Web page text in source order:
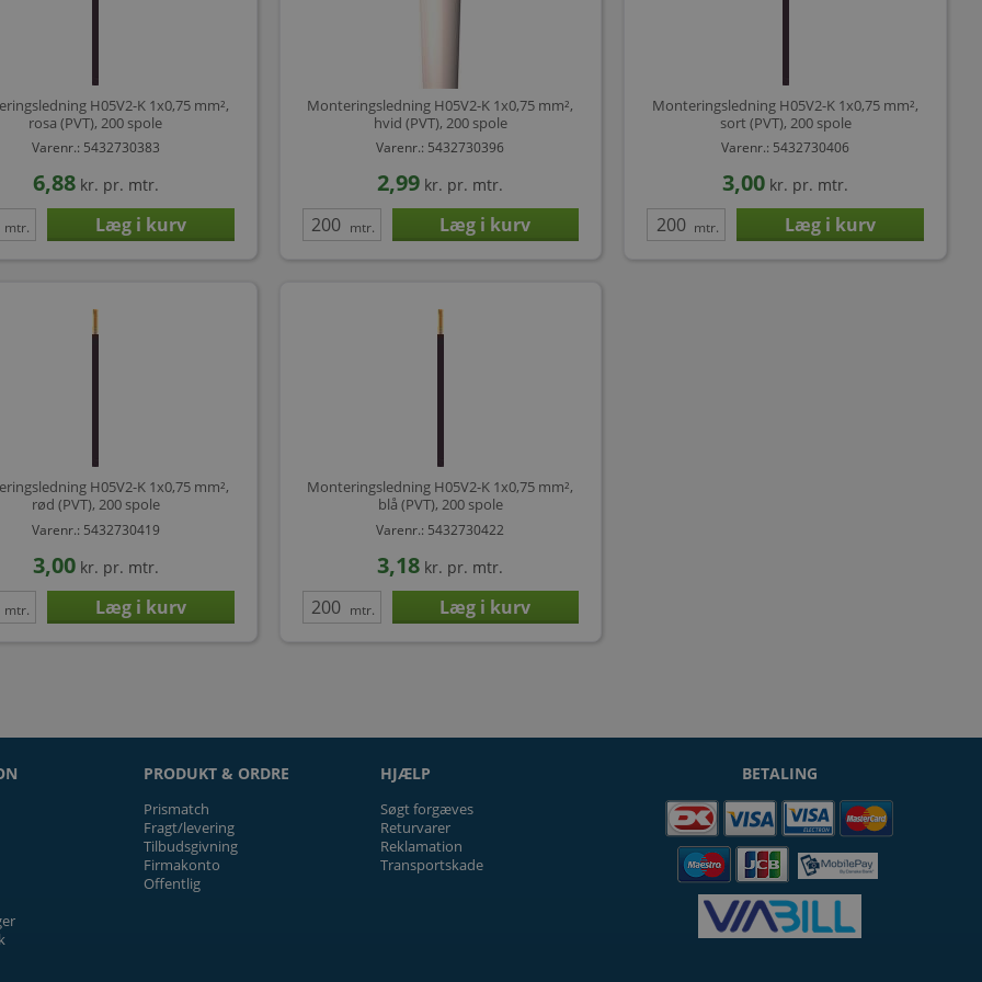
H05V2-K 1x0,75 mm²,
rosa (PVT), 200 spole
Varenr.: 5432730383
6,88 kr. pr. mtr.
mtr.
Monteringsledning H05V2-K 1x0,75 mm²,
hvid (PVT), 200 spole
Varenr.: 5432730396
2,99 kr. pr. mtr.
mtr.
Monteringsledning H05V2-K 1x0,75 mm²,
sort (PVT), 200 spole
Varenr.: 5432730406
3,00 kr. pr. mtr.
mtr.
H05V2-K 1x0,75 mm²,
rød (PVT), 200 spole
Varenr.: 5432730419
3,00 kr. pr. mtr.
mtr.
Monteringsledning H05V2-K 1x0,75 mm²,
blå (PVT), 200 spole
Varenr.: 5432730422
3,18 kr. pr. mtr.
mtr.
PRODUKT & ORDRE
Prismatch
Fragt/levering
Tilbudsgivning
Firmakonto
Offentlig
HJÆLP
Søgt forgæves
Returvarer
Reklamation
Transportskade
BETALING